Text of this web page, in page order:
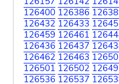
126400 126386
126432 126433
126459 126461
126436 126437
126462 126463
126501 126502
126536 126537